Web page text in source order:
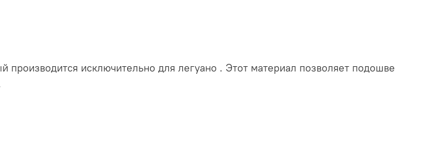
производится исключительно для легуано . Этот материал позволяет подошве